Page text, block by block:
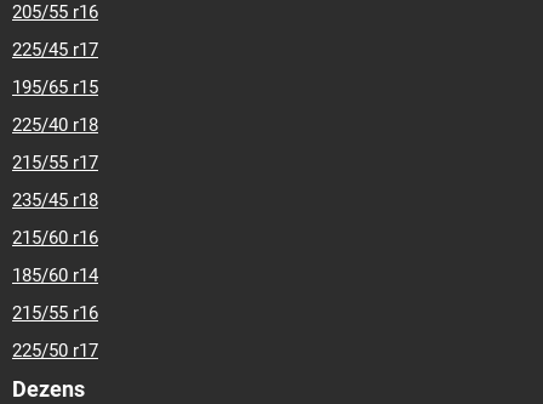
205/55 r16
225/45 r17
195/65 r15
225/40 r18
215/55 r17
235/45 r18
215/60 r16
185/60 r14
215/55 r16
225/50 r17
Dezens